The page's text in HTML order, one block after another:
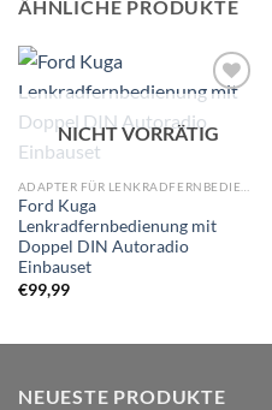
ÄHNLICHE PRODUKTE
Zu
Wunschliste
hinzufügen
NICHT VORRÄTIG
Ford Kuga
Lenkradfernbedienung mit
Doppel DIN Autoradio
Einbauset
€99,99
NEUESTE PRODUKTE